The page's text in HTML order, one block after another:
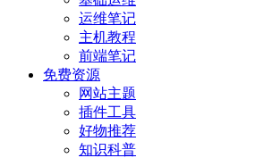
运维笔记
主机教程
前端笔记
免费资源
网站主题
插件工具
好物推荐
知识科普